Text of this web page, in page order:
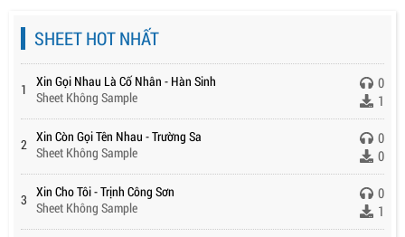
SHEET HOT NHẤT
1
Xin Gọi Nhau Là Cố Nhân - Hàn Sinh
Sheet Không Sample
0
1
2 Xin Còn Gọi Tên Nhau - Trường Sa
Sheet Không Sample
0
0
3 Xin Cho Tôi - Trịnh Công Sơn
Sheet Không Sample
0
1